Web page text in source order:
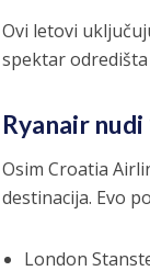
Ovi letovi
spektar
Ryanair
Osim Croatia
destinacija. Evo
London